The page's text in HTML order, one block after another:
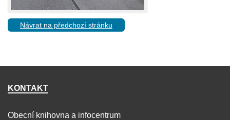
Návrat na předchozí stránku
KONTAKT
Obecní knihovna a infocentrum